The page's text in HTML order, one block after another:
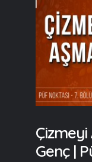
Genç |